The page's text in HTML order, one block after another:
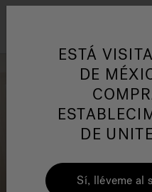
ESTÁ
DE
DE
Sí, lléveme al